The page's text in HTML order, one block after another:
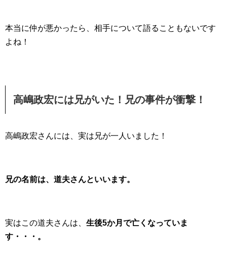
本当に仲が悪かったら、相手について語ることもないです
よね！
高嶋政宏には兄がいた！兄の事件が衝撃！
高嶋政宏さんには、実は兄が一人いました！
兄の名前は、道夫さんといいます。
実はこの道夫さんは、 生後5か月で亡くなっていま
す・・・。